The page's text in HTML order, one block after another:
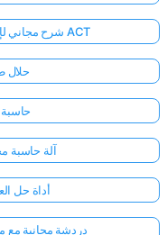
شرح مجاني لإجابات مسائل الرياضيات في اختبار ACT
حلال
حاسبة
آلة حاسبة
أداة حل
دردشة مجانية مع